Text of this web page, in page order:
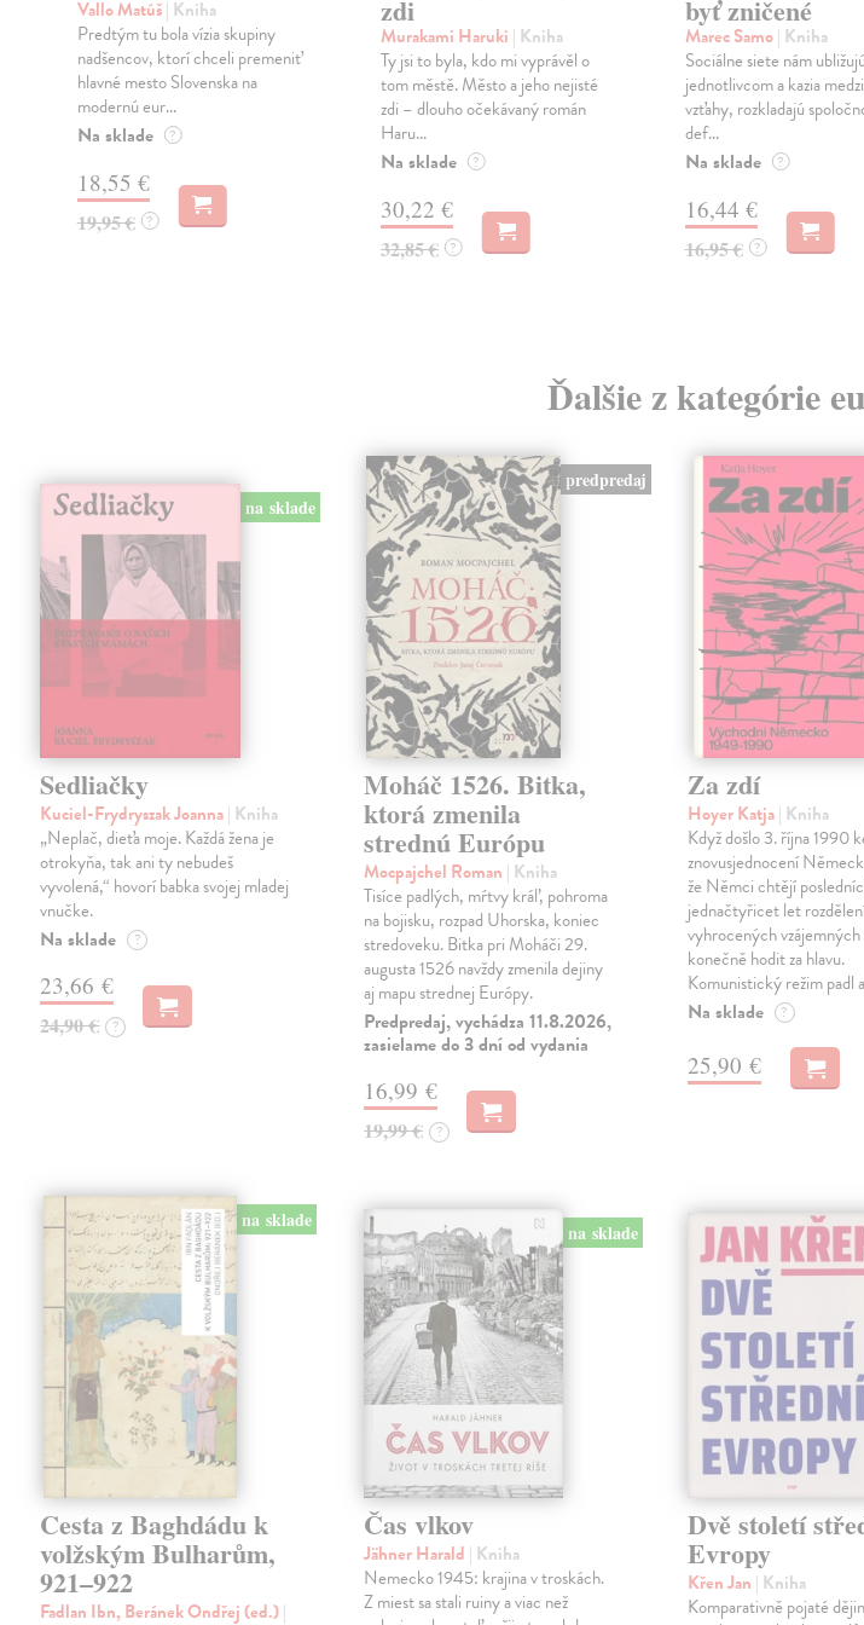
Vallo Matúš| Kniha
Predtým tu bola vízia skupiny
nadšencov, ktorí chceli premeniť
hlavné mesto Slovenska na
modernú eur...
Na sklade ?
18,55 €
19,95 € ?
zdi
Murakami Haruki | Kniha
Ty jsi to byla, kdo mi vyprávěl o
tom městě. Město a jeho nejisté
zdi – dlouho očekávaný román
Haru...
Na sklade ?
30,22 €
32,85 € ?
byť zničené
Marec Samo| Kniha
Sociálne siete nám
jednotlivcom a kazia
vzťahy, rozkladajú
def...
Na sklade ?
16,44 €
16,95 € ?
Ďalšie z kategórie
na sklade
Sedliačky
Kuciel-Frydryszak Joanna| Kniha
„Neplač, dieťa moje. Každá žena je
otrokyňa, tak ani ty nebudeš
vyvolená,“ hovorí babka svojej mladej
vnučke.
Na sklade ?
23,66 €
24,90 € ?
predpredaj
Moháč 1526. Bitka,
ktorá zmenila
strednú Európu
Mocpajchel Roman | Kniha
Tisíce padlých, mŕtvy kráľ, pohroma
na bojisku, rozpad Uhorska, koniec
stredoveku. Bitka pri Moháči 29.
augusta 1526 navždy zmenila dejiny
aj mapu strednej Európy.
Predpredaj, vychádza 11.8.2026,
zasielame do 3 dní od vydania
16,99 €
19,99 € ?
Za zdí
Hoyer Katja| Kniha
Když došlo 3. října 1990
znovusjednocení
že Němci chtějí
jednačtyřicet let
vyhrocených vzájemných
konečně hodit za hlavu.
Komunistický režim padl
Na sklade ?
25,90 €
na sklade
Cesta z Baghdádu k
volžským Bulharům,
921–922
Fadlan Ibn, Beránek Ondřej (ed.)|
na sklade
Čas vlkov
Jähner Harald | Kniha
Nemecko 1945: krajina v troskách.
Z miest sa stali ruiny a viac než
Dvě století
Evropy
Křen Jan | Kniha
Komparativně pojaté